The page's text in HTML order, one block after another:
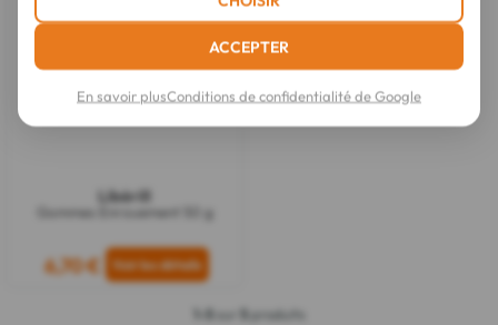
Libérill
Gommes Enrouement 50 g
6,70 €
produits
ACCEPTER
En savoir plusConditions de confidentialité de Google